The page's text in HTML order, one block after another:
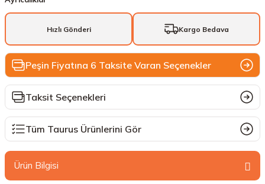
Hızlı Gönderi Kargo Bedava
Peşin Fiyatına 6 Taksite Varan Seçenekler
Taksit Seçenekleri
Tüm Taurus Ürünlerini Gör
Ürün Bilgisi